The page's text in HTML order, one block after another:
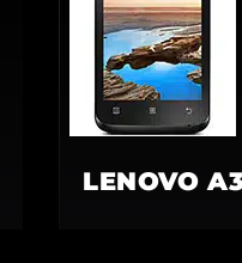
LENOVO